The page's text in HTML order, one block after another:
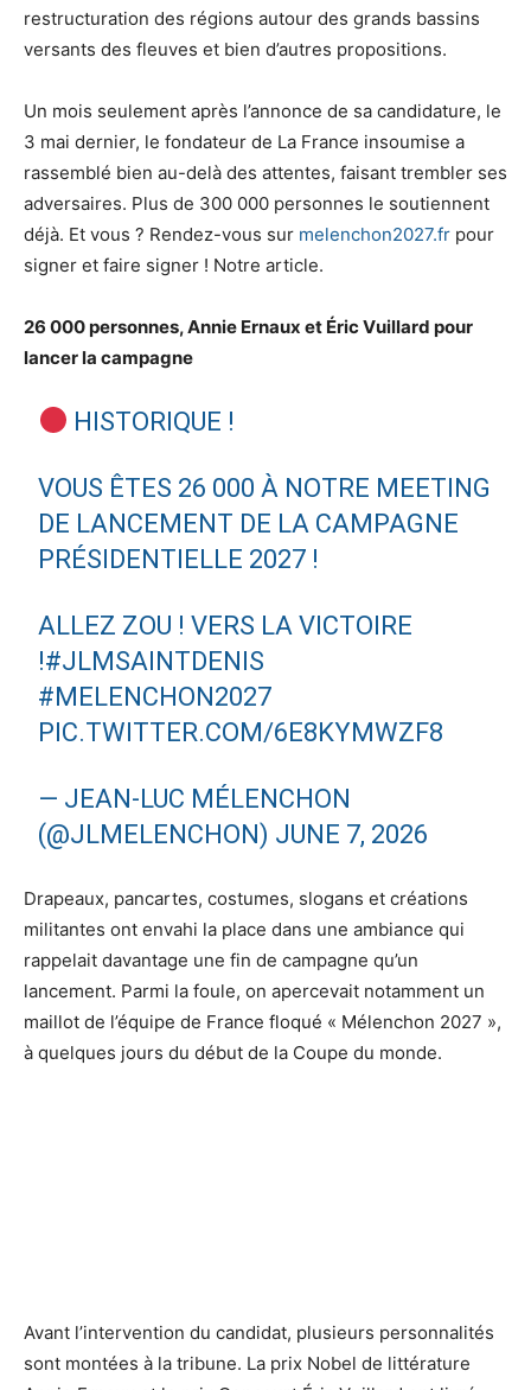
restructuration des régions autour des grands bassins
versants des fleuves et bien d’autres propositions.
Un mois seulement après l’annonce de sa candidature, le
3 mai dernier, le fondateur de La France insoumise a
rassemblé bien au-delà des attentes, faisant trembler ses
adversaires. Plus de 300 000 personnes le soutiennent
déjà. Et vous ? Rendez-vous sur melenchon2027.fr pour
signer et faire signer ! Notre article.
26 000 personnes, Annie Ernaux et Éric Vuillard pour
lancer la campagne
HISTORIQUE !
VOUS ÊTES 26 000 À NOTRE MEETING
DE LANCEMENT DE LA CAMPAGNE
PRÉSIDENTIELLE 2027 !
ALLEZ ZOU ! VERS LA VICTOIRE
!#JLMSAINTDENIS
#MELENCHON2027
PIC.TWITTER.COM/6E8KYMWZF8
— JEAN-LUC MÉLENCHON
(@JLMELENCHON) JUNE 7, 2026
Drapeaux, pancartes, costumes, slogans et créations
militantes ont envahi la place dans une ambiance qui
rappelait davantage une fin de campagne qu’un
lancement. Parmi la foule, on apercevait notamment un
maillot de l’équipe de France floqué « Mélenchon 2027 »,
à quelques jours du début de la Coupe du monde.
Avant l’intervention du candidat, plusieurs personnalités
sont montées à la tribune. La prix Nobel de littérature